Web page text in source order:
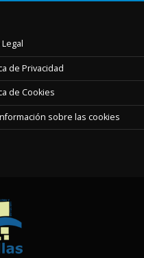
de Privacidad
de Cookies
sobre las cookies